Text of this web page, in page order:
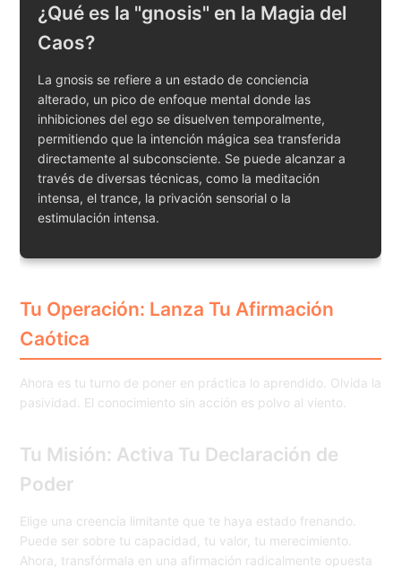
¿Qué es la "gnosis" en la Magia del
Caos?
La gnosis se refiere a un estado de conciencia
alterado, un pico de enfoque mental donde las
inhibiciones del ego se disuelven temporalmente,
permitiendo que la intención mágica sea transferida
directamente al subconsciente. Se puede alcanzar a
través de diversas técnicas, como la meditación
intensa, el trance, la privación sensorial o la
estimulación intensa.
Tu Operación: Lanza Tu Afirmación
Caótica
Ahora es tu turno de poner en práctica lo aprendido. Olvida la
pasividad. El conocimiento sin acción es polvo al viento.
Tu Misión: Activa Tu Declaración de
Poder
Elige una creencia limitante que te haya estado frenando.
Puede ser sobre tu capacidad, tu valor, tu merecimiento.
Ahora, transfórmala en una afirmación radicalmente opuesta